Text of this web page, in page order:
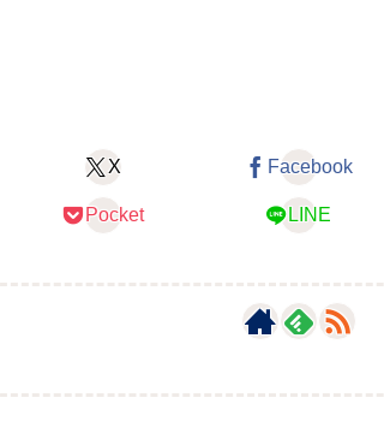
X Facebook
Pocket LINE